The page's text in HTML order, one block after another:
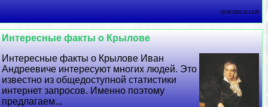
29 06 2026 11:13:20
Интересные факты о Крылове
Интересные факты о Крылове Иван
Андреевиче интересуют многих людей. Это
известно из общедоступной статистики
интернет запросов. Именно поэтому
предлагаем...